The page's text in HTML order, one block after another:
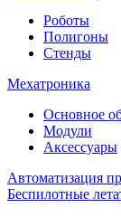
Роботы
Полигоны
Стенды
Мехатроника
Основное
Модули
Аксессуары
Автоматизация
Беспилотные